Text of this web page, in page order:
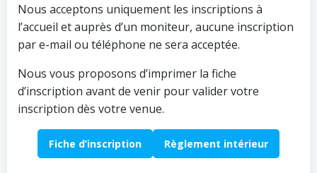
Nous acceptons uniquement les inscriptions à
l’accueil et auprès d’un moniteur, aucune inscription
par e-mail ou téléphone ne sera acceptée.
Nous vous proposons d’imprimer la fiche
d’inscription avant de venir pour valider votre
inscription dès votre venue.
Fiche d’inscription Règlement intérieur